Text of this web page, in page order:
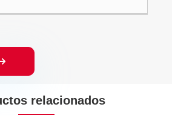
relacionados